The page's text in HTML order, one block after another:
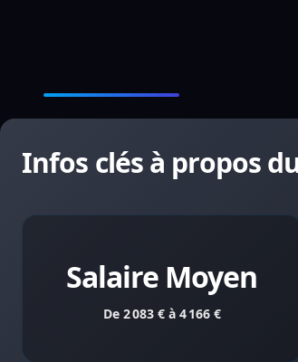
Infos clés à propos
Salaire Moyen
De 2 083 € à 4 166 €